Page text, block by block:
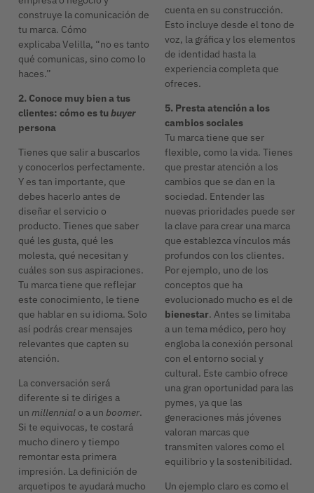
construye la comunicación de
tu marca. Cómo
explicaba Velilla, “no es tanto
qué comunicas, sino como lo
haces.”
2. Conoce muy bien a tus
clientes: cómo es tubuyer
persona
Tienes que salir a buscarlos
y conocerlos perfectamente.
Y es tan importante, que
debes hacerlo antes de
diseñar el servicio o
producto. Tienes que saber
qué les gusta, qué les
molesta, qué necesitan y
cuáles son sus aspiraciones.
Tu marca tiene que reflejar
este conocimiento, le tiene
que hablar en su idioma. Solo
así podrás crear mensajes
relevantes que capten su
atención.
La conversación será
diferente si te diriges a
un millennialo a un boomer.
Si te equivocas, te costará
mucho dinero y tiempo
remontar esta primera
impresión. La definición de
arquetipos te ayudará mucho
cuenta en su construcción.
Esto incluye desde el tono de
voz, la gráfica y los elementos
de identidad hasta la
experiencia completa que
ofreces.
5. Presta atención a los
cambios sociales
Tu marca tiene que ser
flexible, como la vida. Tienes
que prestar atención a los
cambios que se dan en la
sociedad. Entender las
nuevas prioridades puede ser
la clave para crear una marca
que establezca vínculos más
profundos con los clientes.
Por ejemplo, uno de los
conceptos que ha
evolucionado mucho es el de
bienestar. Antes se limitaba
a un tema médico, pero hoy
engloba la conexión personal
con el entorno social y
cultural. Este cambio ofrece
una gran oportunidad para las
pymes, ya que las
generaciones más jóvenes
valoran marcas que
transmiten valores como el
equilibrio y la sostenibilidad.
Un ejemplo claro es como el